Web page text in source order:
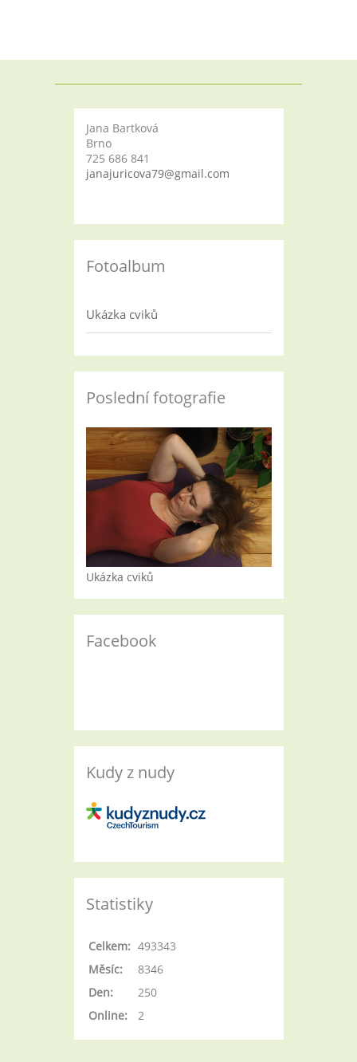
Jana Bartková
Brno
725 686 841
janajuricova79@gmail.com
Fotoalbum
Ukázka cviků
Poslední fotografie
Ukázka cviků
Facebook
Kudy z nudy
Statistiky
Online: 2
Celkem: 493343
Měsíc:
8346
Den:
250